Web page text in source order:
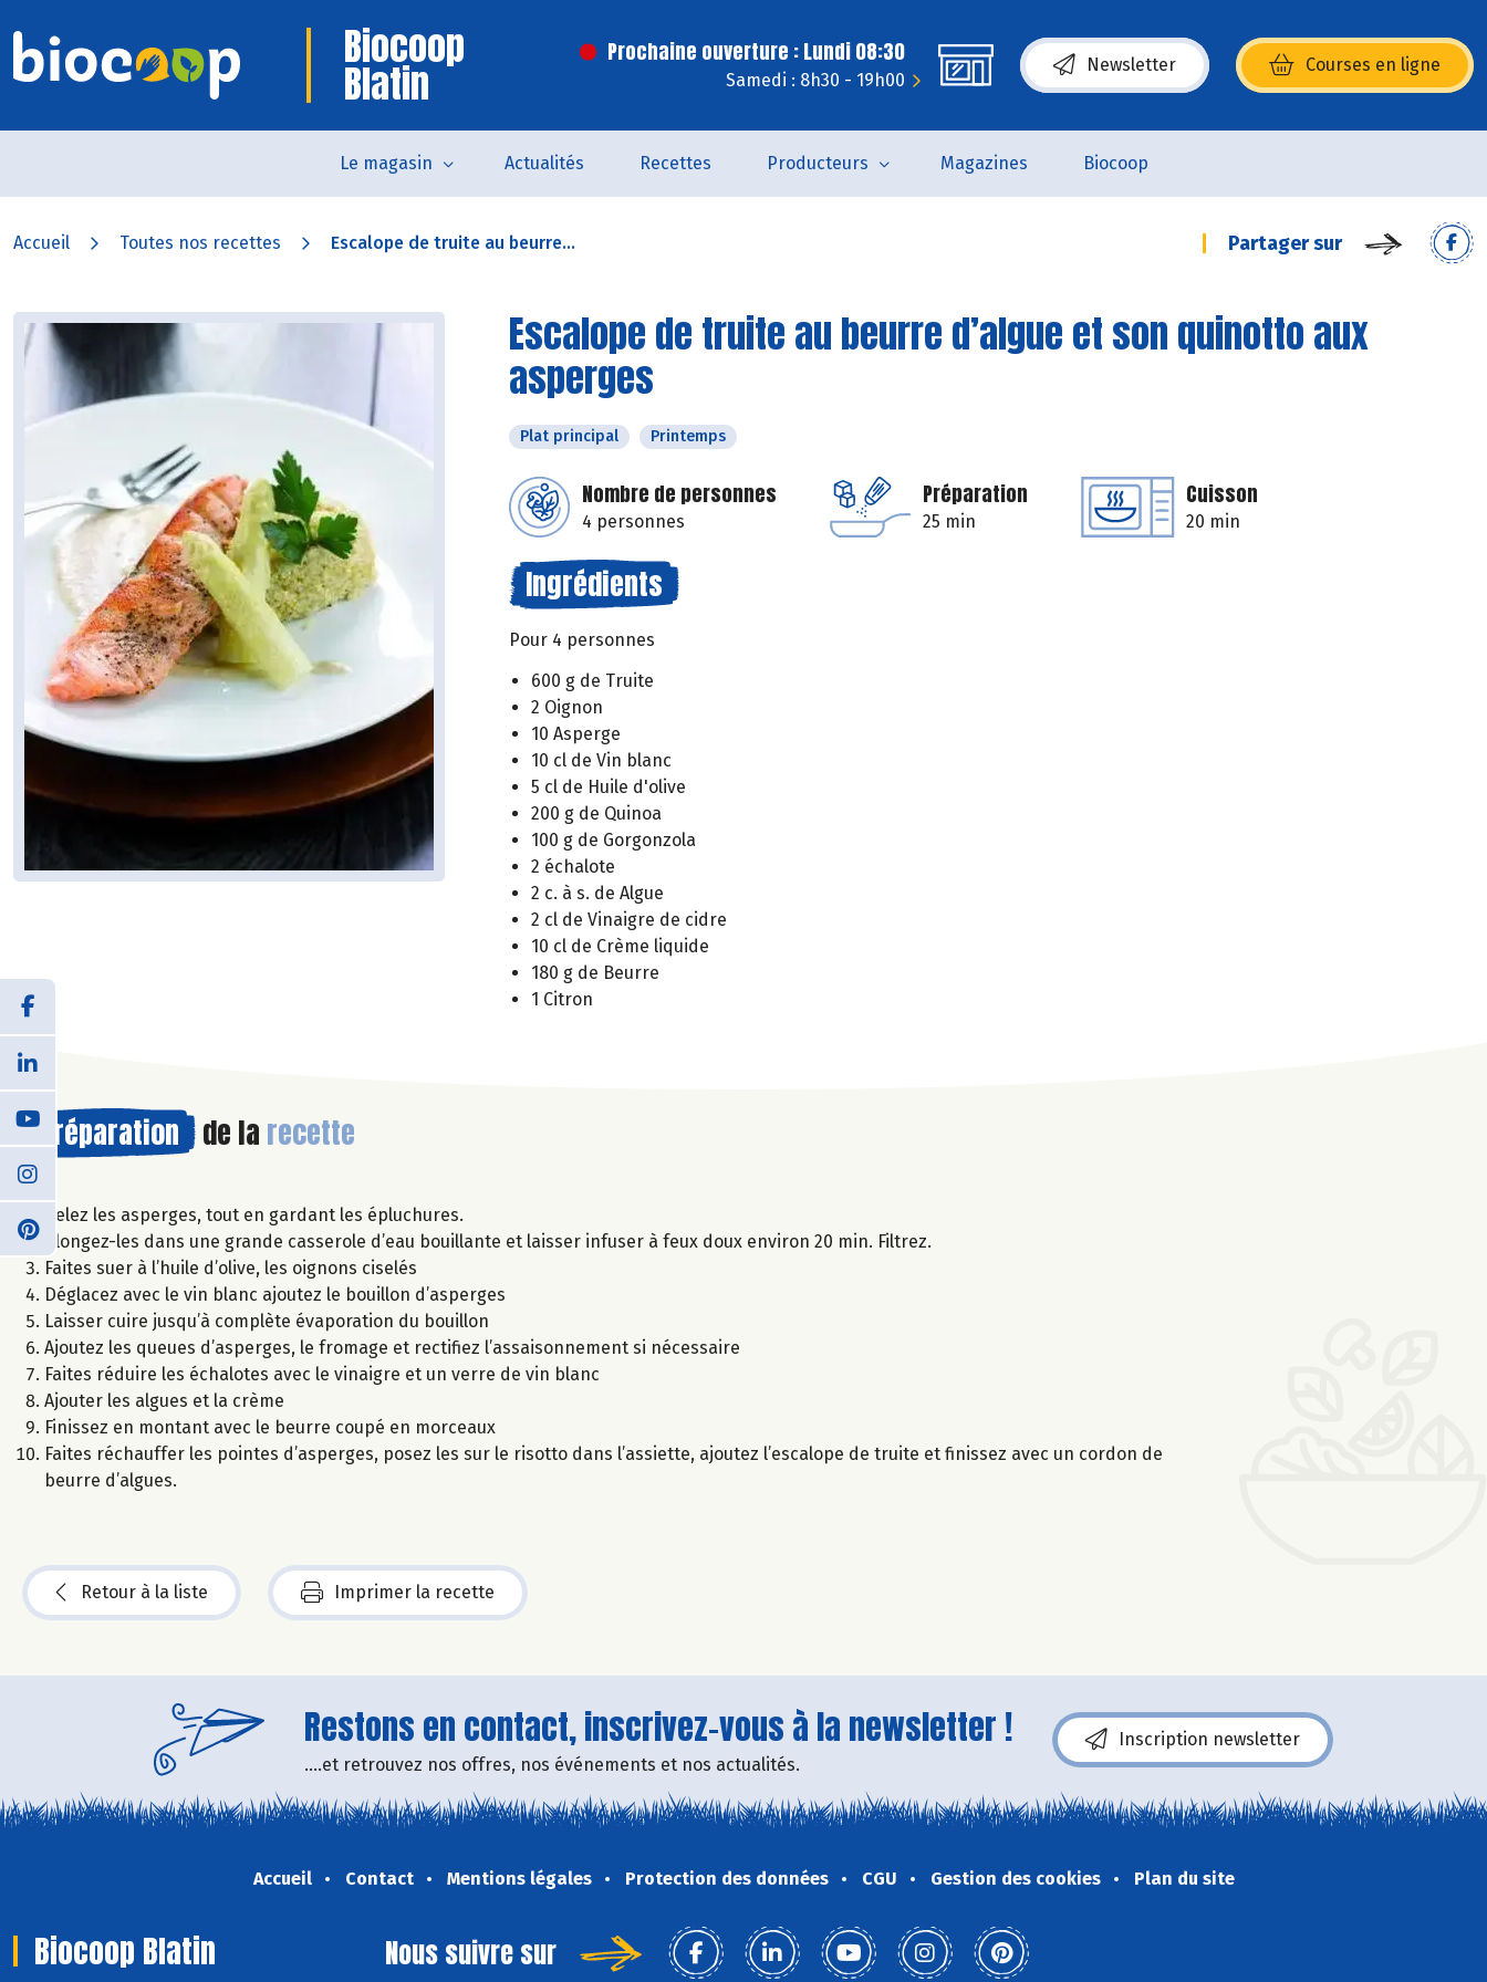
Biocoop
Blatin
Prochaine ouverture : Lundi 08:30
Samedi : 8h30 - 19h00
Newsletter Courses en ligne
(s’ouvre dans une nouvelle fenêtre)
Le magasin Actualités Recettes Producteurs Magazines Biocoop
Accueil Toutes nos recettes Escalope de truite au beurre... Partager sur
Escalope de truite au beurre d’algue et son quinotto aux
asperges
Plat principal Printemps
Nombre de personnes
4 personnes
Préparation
25 min
Cuisson
20 min
Ingrédients
Pour 4 personnes
600 g de Truite
2 Oignon
10 Asperge
10 cl de Vin blanc
5 cl de Huile d'olive
200 g de Quinoa
100 g de Gorgonzola
2 échalote
2 c. à s. de Algue
2 cl de Vinaigre de cidre
10 cl de Crème liquide
180 g de Beurre
1 Citron
Préparation de la recette
Pelez les asperges, tout en gardant les épluchures.
Plongez-les dans une grande casserole d’eau bouillante et laisser infuser à feux doux environ 20 min. Filtrez.
Faites suer à l’huile d’olive, les oignons ciselés
Déglacez avec le vin blanc ajoutez le bouillon d’asperges
Laisser cuire jusqu’à complète évaporation du bouillon
Ajoutez les queues d’asperges, le fromage et rectifiez l’assaisonnement si nécessaire
Faites réduire les échalotes avec le vinaigre et un verre de vin blanc
Ajouter les algues et la crème
Finissez en montant avec le beurre coupé en morceaux
Faites réchauffer les pointes d’asperges, posez les sur le risotto dans l’assiette, ajoutez l’escalope de truite et finissez avec un cordon de
beurre d’algues.
Retour à la liste Imprimer la recette
Restons en contact, inscrivez-vous à la newsletter !
....et retrouvez nos offres, nos événements et nos actualités.
Inscription newsletter
Accueil Contact Mentions légales Protection des données CGU Gestion des cookies Plan du site
Biocoop Blatin Nous suivre sur